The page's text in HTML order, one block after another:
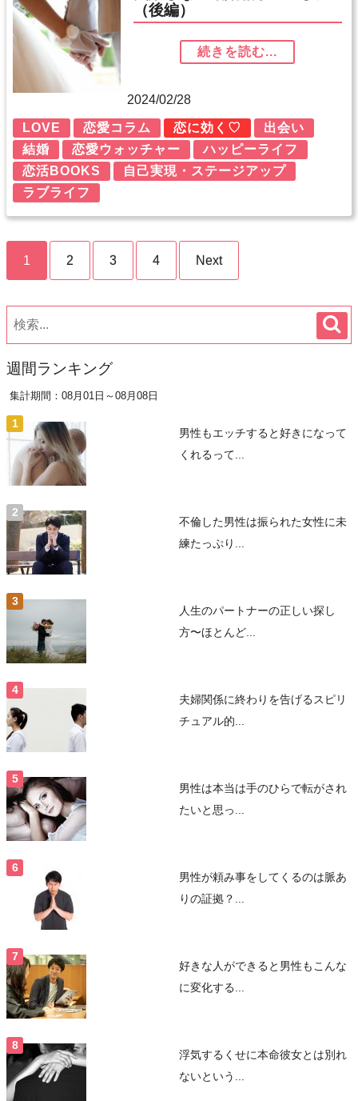
（後編）
続きを読む...
2024/02/28
LOVE 恋愛コラム 恋に効く♡
出会い
結婚
恋愛ウォッチャー
ハッピーライフ
恋活BOOKS
自己実現・ステージアップ
ラブライフ
1 2 3 4 Next
週間ランキング
集計期間：08月01日～08月08日
男性もエッチすると好きになって
くれるって...
不倫した男性は振られた女性に未
練たっぷり...
人生のパートナーの正しい探し
方〜ほとんど...
夫婦関係に終わりを告げるスピリ
チュアル的...
男性は本当は手のひらで転がされ
たいと思っ...
男性が頼み事をしてくるのは脈あ
りの証拠？...
好きな人ができると男性もこんな
に変化する...
浮気するくせに本命彼女とは別れ
ないという...